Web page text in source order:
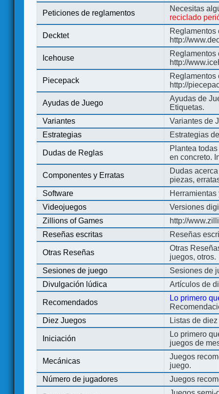
Peticiones de reglamentos
Necesitas
reciclado
Decktet
Reglamentos
http://
Icehouse
Reglamentos
http://
Piecepack
Reglamentos
http://
Ayudas de Juego
Ayudas de
Etiquetas.
Variantes
Variantes de
Estrategias
Estrategias
Dudas de Reglas
Plantea
en concreto.
Componentes y Erratas
Dudas
piezas,
Software
Videojuegos
Versiones
Zillions of Games
http://
Reseñas escritas
Reseñas
Otras Reseñas
Otras
juegos, otros.
Sesiones de juego
Sesiones de
Divulgación lúdica
Artículos de
Recomendados
Lo primero
Diez Juegos
Listas de
Iniciación
Lo primero
juegos de
Mecánicas
Juegos
juego.
Número de jugadores
Juegos